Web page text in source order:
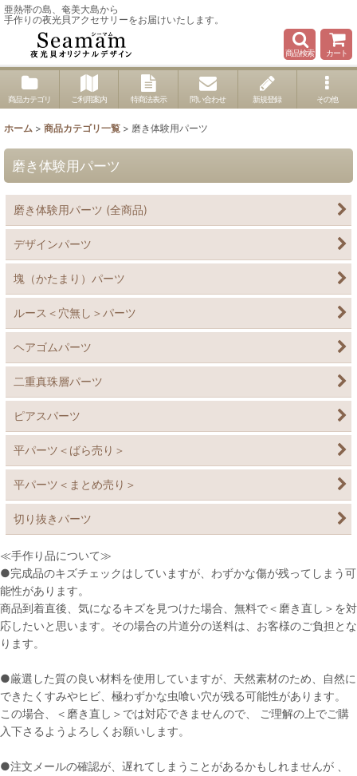
亜熱帯の島、奄美大島から
手作りの夜光貝アクセサリーをお届けいたします。
商品検索 カート
商品カテゴリ ご利用案内 特商法表示 問い合わせ 新規登録 その他
ホーム > 商品カテゴリ一覧 > 磨き体験用パーツ
磨き体験用パーツ
磨き体験用パーツ (全商品)
デザインパーツ
塊（かたまり）パーツ
ルース＜穴無し＞パーツ
ヘアゴムパーツ
二重真珠層パーツ
ピアスパーツ
平パーツ＜ばら売り＞
平パーツ＜まとめ売り＞
切り抜きパーツ
≪手作り品について≫
●完成品のキズチェックはしていますが、わずかな傷が残ってしまう可
能性があります。
商品到着直後、気になるキズを見つけた場合、無料で＜磨き直し＞を対
応したいと思います。その場合の片道分の送料は、お客様のご負担とな
ります。
●厳選した質の良い材料を使用していますが、天然素材のため、自然に
できたくすみやヒビ、極わずかな虫喰い穴が残る可能性があります。
この場合、＜磨き直し＞では対応できませんので、 ご理解の上でご購
入下さるようよろしくお願いします。
●注文メールの確認が、遅れてしまうことがあるかもしれませんが 、